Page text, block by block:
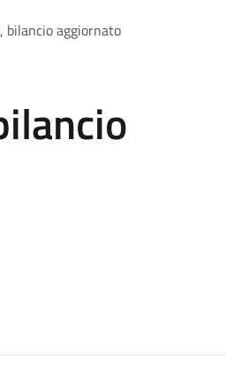
bilancio aggiornato